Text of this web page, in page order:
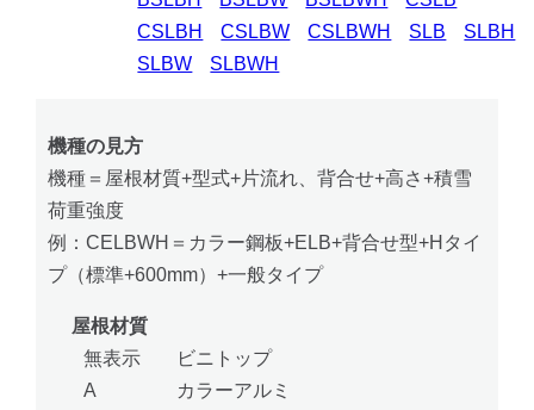
CSLBH
CSLBW CSLBWH SLB
SLBH
SLBW
SLBWH
機種の見方
機種＝屋根材質+型式+片流れ、背合せ+高さ+積雪
荷重強度
例：CELBWH＝カラー鋼板+ELB+背合せ型+Hタイ
プ（標準+600mm）+一般タイプ
屋根材質
無表示
ビニトップ
A
カラーアルミ